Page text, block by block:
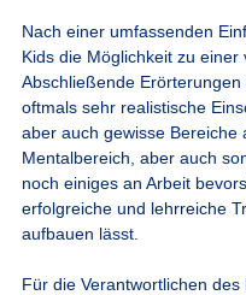
Nach einer umfassenden
Kids die Möglichkeit zu einer
Abschließende
oftmals sehr realistische
aber auch gewisse Bereiche
Mentalbereich, aber auch
noch einiges an Arbeit
erfolgreiche und lehrreiche
aufbauen lässt.
Für die Verantwortlichen